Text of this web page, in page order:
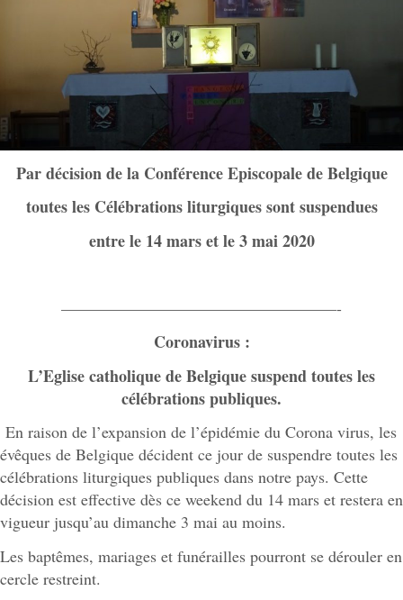
Par décision de la Conférence Episcopale de Belgique
toutes les Célébrations liturgiques sont suspendues
entre le 14 mars et le 3 mai 2020
—————————————————-
Coronavirus :
L’Eglise catholique de Belgique suspend toutes les
célébrations publiques.
En raison de l’expansion de l’épidémie du Corona virus, les
évêques de Belgique décident ce jour de suspendre toutes les
célébrations liturgiques publiques dans notre pays. Cette
décision est effective dès ce weekend du 14 mars et restera en
vigueur jusqu’au dimanche 3 mai au moins.
Les baptêmes, mariages et funérailles pourront se dérouler en
cercle restreint.